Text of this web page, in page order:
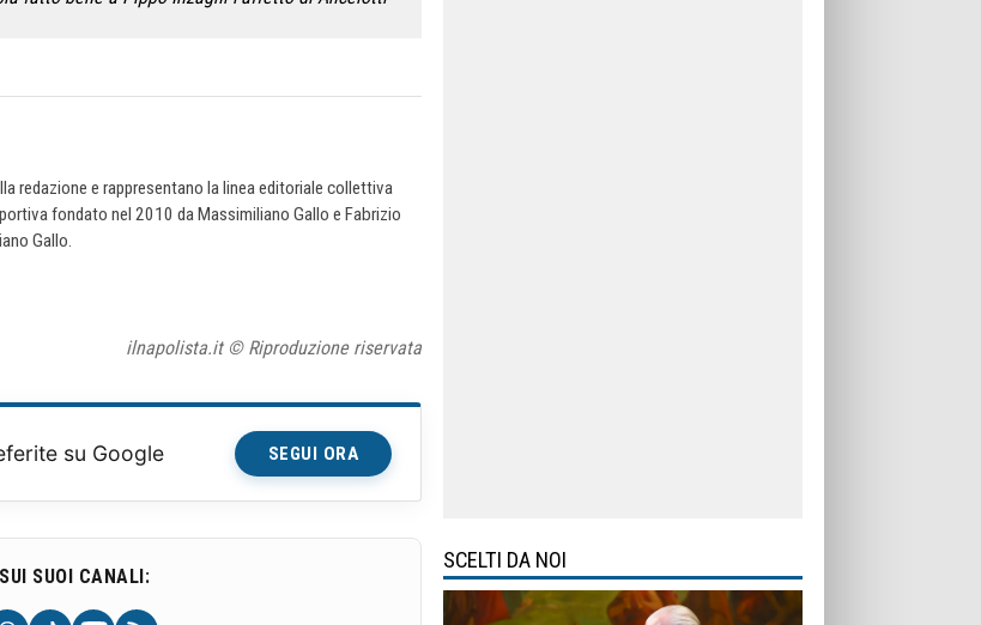
redazione e rappresentano la linea editoriale collettiva
fondato nel 2010 da Massimiliano Gallo e Fabrizio
Gallo.
ilnapolista.it © Riproduzione riservata
su Google SEGUI ORA
SUOI CANALI:
SCELTI DA NOI